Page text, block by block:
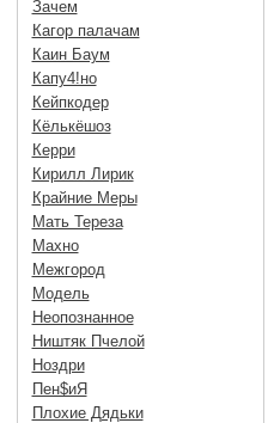
Зачем
Кагор палачам
Каин Баум
Капу4!но
Кейпкодер
Кёлькёшоз
Керри
Кирилл Лирик
Крайние Меры
Мать Тереза
Махно
Межгород
Модель
Неопознанное
Ништяк Пчелой
Ноздри
Пен$иЯ
Плохие Дядьки